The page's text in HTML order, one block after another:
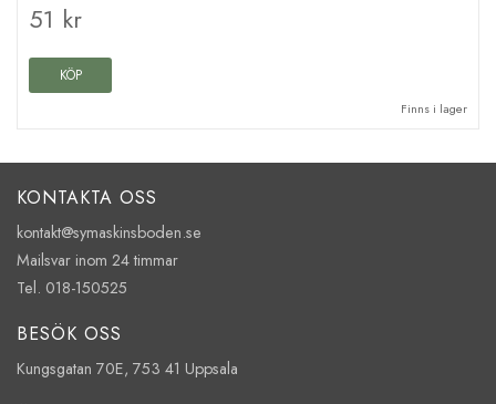
51 kr
KÖP
Finns i lager
KONTAKTA OSS
kontakt@symaskinsboden.se
Mailsvar inom 24 timmar
Tel. 018-150525
BESÖK OSS
Kungsgatan 70E, 753 41 Uppsala